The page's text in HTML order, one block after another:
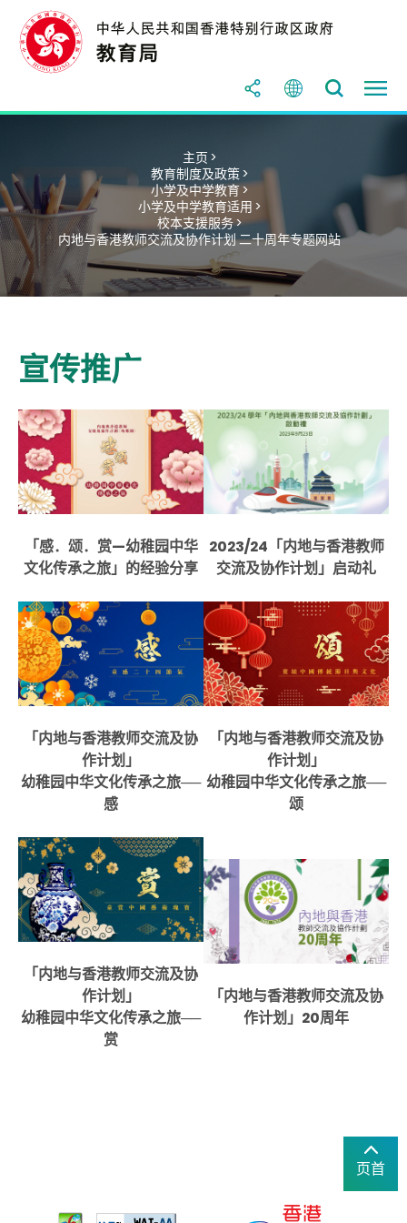
主页 >
教育制度及政策 >
小学及中学教育 >
小学及中学教育适用 >
校本支援服务 >
内地与香港教师交流及协作计划 二十周年专题网站
宣传推广
「感．颂．赏—幼稚园中华
文化传承之旅」的经验分享
2023/24「内地与香港教师
交流及协作计划」启动礼
「内地与香港教师交流及协
作计划」
幼稚园中华文化传承之旅──
感
「内地与香港教师交流及协
作计划」
幼稚园中华文化传承之旅──
颂
「内地与香港教师交流及协
作计划」
幼稚园中华文化传承之旅──
赏
「内地与香港教师交流及协
作计划」20周年
页首